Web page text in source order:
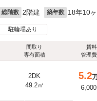
総階数 2階建 築年数 18年10
駐輪場あり
間取り
専有面積
賃料
管理
2DK
49.2㎡
5.2